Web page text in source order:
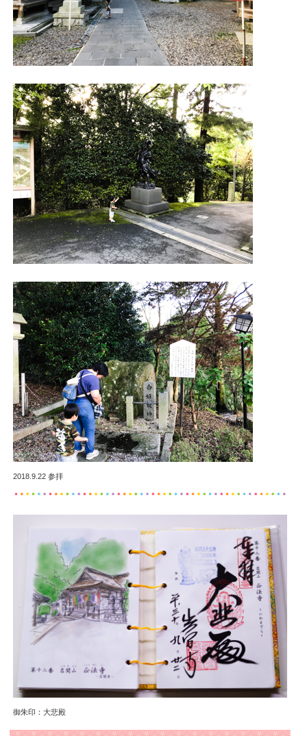
2018.9.22 参拝
御朱印：大悲殿